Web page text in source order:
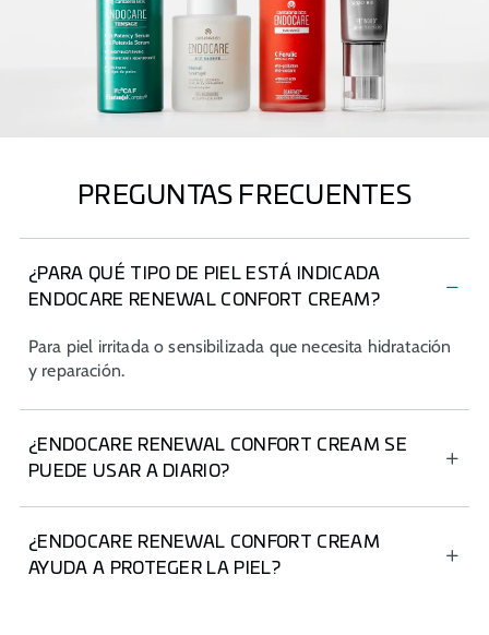
PREGUNTAS FRECUENTES
¿PARA QUÉ TIPO DE PIEL ESTÁ INDICADA
ENDOCARE RENEWAL CONFORT CREAM?
Para piel irritada o sensibilizada que necesita hidratación
y reparación.
¿ENDOCARE RENEWAL CONFORT CREAM SE
PUEDE USAR A DIARIO?
¿ENDOCARE RENEWAL CONFORT CREAM
AYUDA A PROTEGER LA PIEL?